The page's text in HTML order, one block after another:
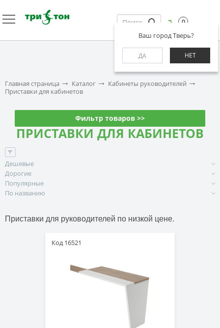
Ваш город Тверь?
ДА НЕТ
0
Главная страница Каталог
Кабинеты руководителей
Приставки для кабинетов
Фильтр товаров >>
ПРИСТАВКИ ДЛЯ КАБИНЕТОВ
Дешевые
Дорогие
Популярные
По названию
Приставки для руководителей по низкой цене.
Код 16521